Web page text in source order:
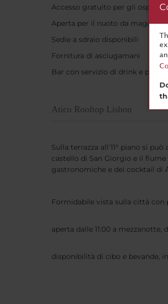
Accesso gratuito per gli ospiti
Aperta per il nuoto da maggio a
Sedie a sdraio disponibili
Fornitura di asciugamani
Bar con servizio di drink e pasti
Atico Rooftop Lisbon
Sulla terrazza all'11° piano si
castello di San Giorgio e il
gastronomiche e dei cocktail di
Formidabile vista sulla città con
aperta dalle 11:00 a
disponibilità di cibo e bevande,